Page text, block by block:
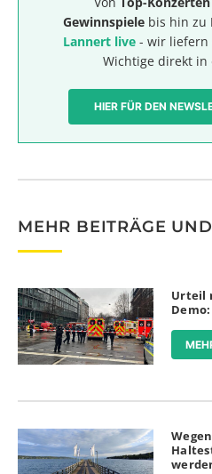
Gewinnspiele bis hin zu
Lannert live- wir liefern
Wichtige direkt in
HIER FÜR DEN
MEHR BEITRÄGE
Urteil